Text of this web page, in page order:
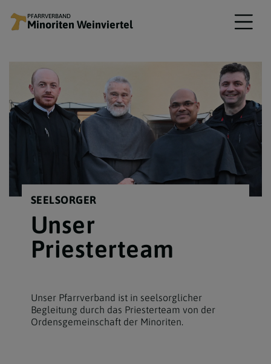
PFARRVERBAND
Minoriten Weinviertel
SEELSORGER
Unser
Priesterteam
Unser Pfarrverband ist in seelsorglicher
Begleitung durch das Priesterteam von der
Ordensgemeinschaft der Minoriten.